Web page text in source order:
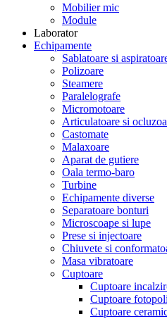
Mobilier mic
Module
Laborator
Echipamente
Sablatoare si
Polizoare
Steamere
Paralelografe
Micromotoare
Articulatoare si
Castomate
Malaxoare
Aparat de gutiere
Oala termo-baro
Turbine
Echipamente diverse
Separatoare bonturi
Microscoape si lupe
Prese si injectoare
Chiuvete si
Masa vibratoare
Cuptoare
Cuptoare
Cuptoare
Cuptoare